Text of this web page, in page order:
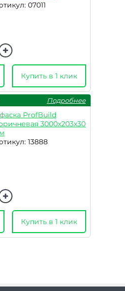
07011
Купить в 1 клик
Подробнее
ProfBuild
3000х203х30
13888
Купить в 1 клик